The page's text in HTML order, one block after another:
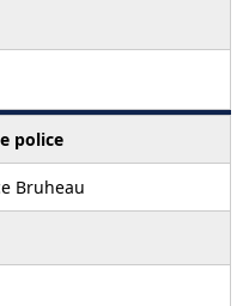
police
Bruheau